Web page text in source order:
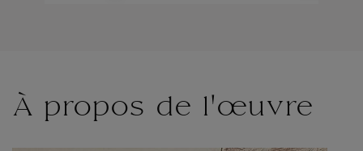
À propos de l'œuvre